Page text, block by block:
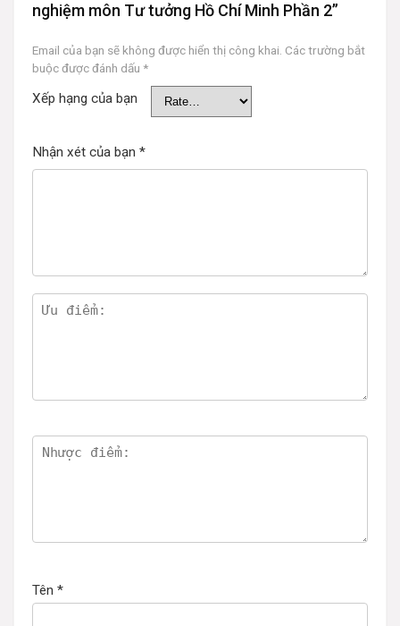
nghiệm môn Tư tưởng Hồ Chí Minh Phần 2”
Email của bạn sẽ không được hiển thị công khai. Các trường bắt
buộc được đánh dấu *
Xếp hạng của bạn
Nhận xét của bạn *
Tên *